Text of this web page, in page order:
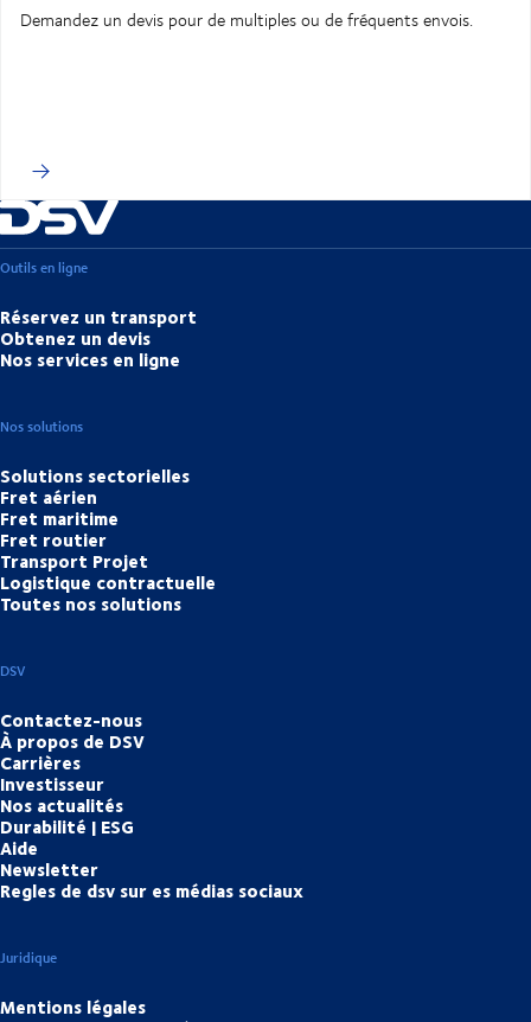
Demandez un devis pour de multiples ou de fréquents envois.
Outils en ligne
Réservez un transport
Obtenez un devis
Nos services en ligne
Nos solutions
Solutions sectorielles
Fret aérien
Fret maritime
Fret routier
Transport Projet
Logistique contractuelle
Toutes nos solutions
DSV
Contactez-nous
À propos de DSV
Carrières
Investisseur
Nos actualités
Durabilité | ESG
Aide
Newsletter
Regles de dsv sur es médias sociaux
Juridique
Mentions légales